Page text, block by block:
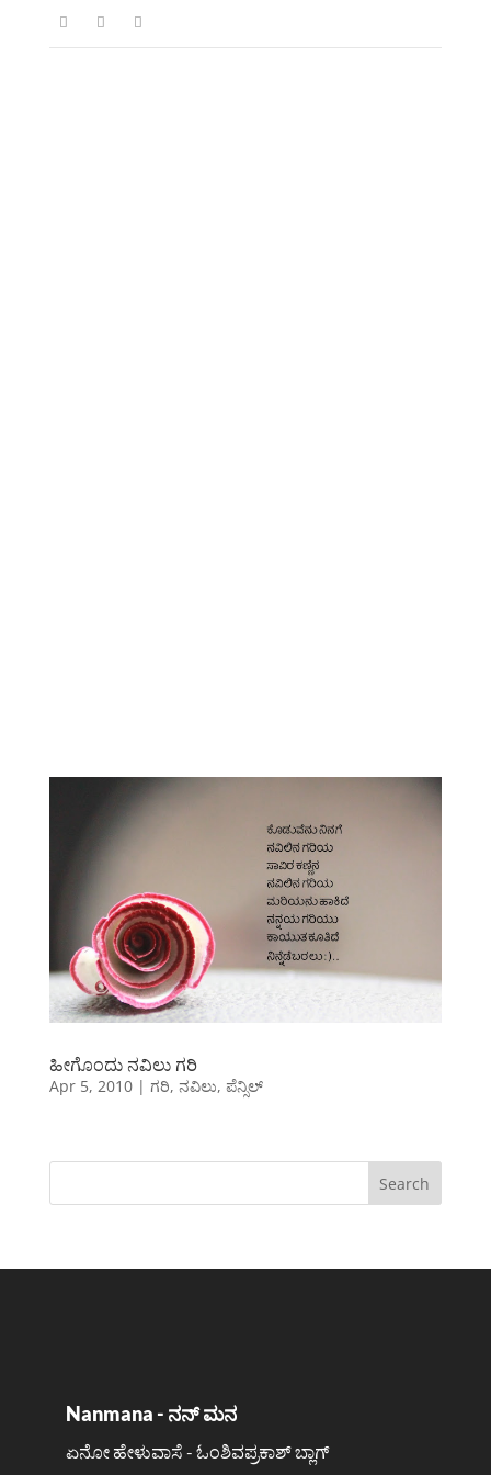
ಹೀಗೊಂದು ನವಿಲು ಗರಿ
Apr 5, 2010| ಗರಿ, ನವಿಲು, ಪೆನ್ಸಿಲ್
Nanmana - ನನ್ ಮನ
ಏನೋ ಹೇಳುವಾಸೆ - ಓಂಶಿವಪ್ರಕಾಶ್ ಬ್ಲಾಗ್